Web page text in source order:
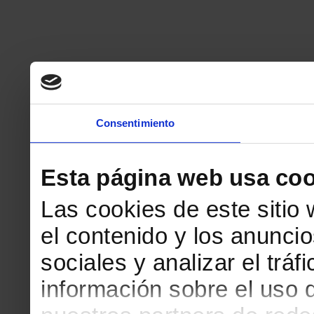
Consentimiento
Esta página web usa
Las cookies de este sitio
el contenido y los
sociales y analizar el
información sobre el uso